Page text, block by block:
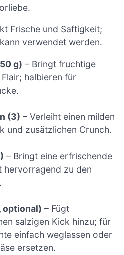
Frische und Saftigkeit;
verwendet werden.
g) – Bringt fruchtige
halbieren für
(3) – Verleiht einen milden
und zusätzlichen Crunch.
– Bringt eine erfrischende
hervorragend zu den
optional) – Fügt
salzigen Kick hinzu; für
einfach weglassen oder
ersetzen.